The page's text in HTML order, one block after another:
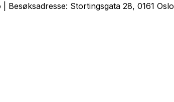
Besøksadresse: Stortingsgata 28, 0161 Oslo